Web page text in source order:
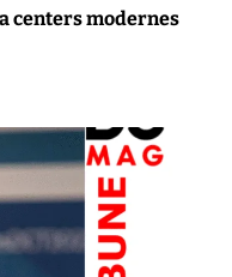
centers modernes